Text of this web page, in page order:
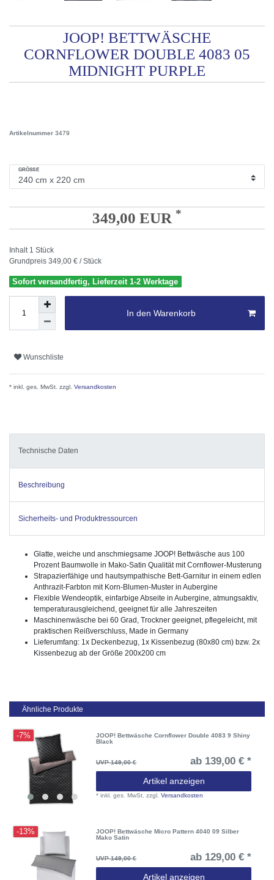
JOOP! BETTWÄSCHE
CORNFLOWER DOUBLE 4083 05
MIDNIGHT PURPLE
Artikelnummer 3479
GRÖSSE
349,00 EUR *
Inhalt 1 Stück
Grundpreis 349,00 € / Stück
Sofort versandfertig, Lieferzeit 1-2 Werktage
In den Warenkorb
Wunschliste
* inkl. ges. MwSt. zzgl. Versandkosten
Technische Daten
Beschreibung
Sicherheits- und Produktressourcen
Glatte, weiche und anschmiegsame JOOP! Bettwäsche aus 100
Prozent Baumwolle in Mako-Satin Qualität mit Cornflower-Musterung
Strapazierfähige und hautsympathische Bett-Garnitur in einem edlen
Anthrazit-Farbton mit Korn-Blumen-Muster in Aubergine
Flexible Wendeoptik, einfarbige Abseite in Aubergine, atmungsaktiv,
temperaturausgleichend, geeignet für alle Jahreszeiten
Maschinenwäsche bei 60 Grad, Trockner geeignet, pflegeleicht, mit
praktischen Reißverschluss, Made in Germany
Lieferumfang: 1x Deckenbezug, 1x Kissenbezug (80x80 cm) bzw. 2x
Kissenbezug ab der Größe 200x200 cm
Ähnliche Produkte
-7%
JOOP! Bettwäsche Cornflower Double 4083 9 Shiny
Black
UVP 149,00 € ab 139,00 € *
Artikel anzeigen
*inkl. ges. MwSt. zzgl.Versandkosten
-13%
JOOP! Bettwäsche Micro Pattern 4040 09 Silber
Mako Satin
UVP 149,00 € ab 129,00 € *
Artikel anzeigen